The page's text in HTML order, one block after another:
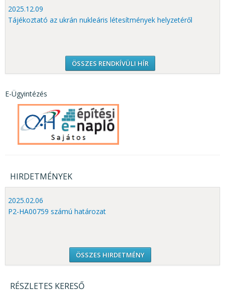
2025.12.09
Tájékoztató az ukrán nukleáris létesítmények helyzetéről
ÖSSZES RENDKÍVÜLI HÍR
E-Ügyintézés
HIRDETMÉNYEK
2025.02.06
P2-HA00759 számú határozat
ÖSSZES HIRDETMÉNY
RÉSZLETES KERESŐ